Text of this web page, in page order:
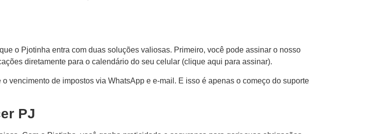
o Pjotinha entra com duas soluções valiosas. Primeiro, você pode assinar o nosso
diretamente para o calendário do seu celular (clique aqui para assinar).
vencimento de impostos via WhatsApp e e-mail. E isso é apenas o começo do suporte
PJ